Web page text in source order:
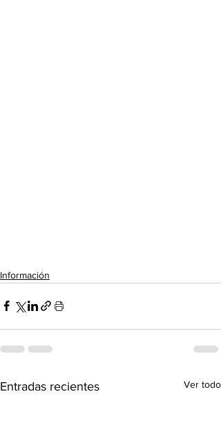
Información
Entradas recientes Ver todo